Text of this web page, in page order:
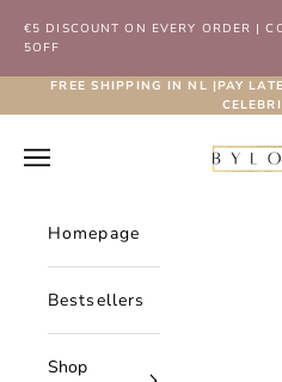
€5 DISCOUNT ON EVERY ORDER |
5OFF
FREE SHIPPING IN NL |PAY
Navigatiemenu openen
Homepage
Bestsellers
Shop